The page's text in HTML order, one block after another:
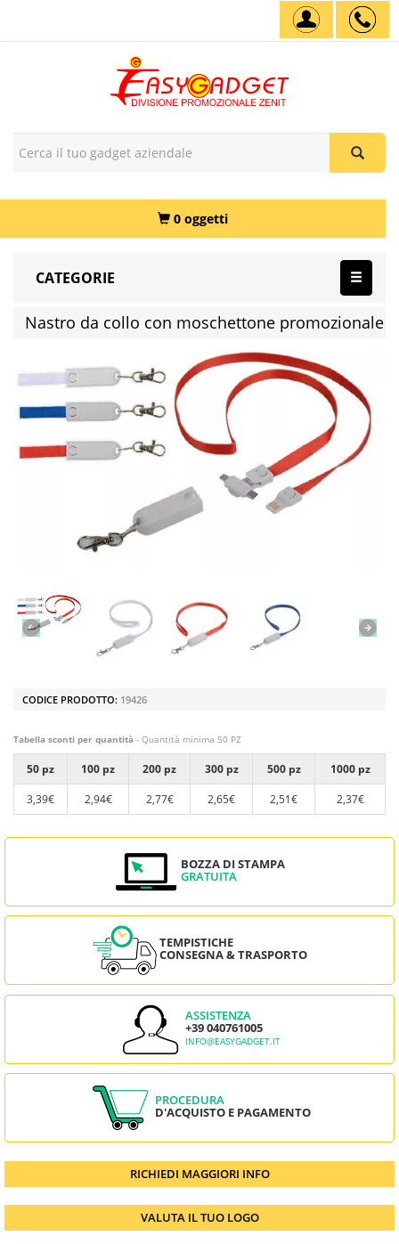
0 oggetti
CATEGORIE
Nastro da collo con moschettone promozionale
CODICE PRODOTTO: 19426
Tabella sconti per quantità - Quantità minima 50 PZ
50 pz 100 pz 200 pz 300 pz 500 pz
1000 pz
3,39€
2,94€ 2,77€ 2,65€ 2,51€ 2,37€
BOZZA DI STAMPA
GRATUITA
TEMPISTICHE
CONSEGNA & TRASPORTO
ASSISTENZA
+39 040761005
INFO@EASYGADGET.IT
PROCEDURA
D'ACQUISTO E PAGAMENTO
RICHIEDI MAGGIORI INFO
VALUTA IL TUO LOGO